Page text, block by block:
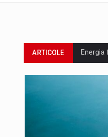
ARTICOLE
ARTICOLE Cum
ARTICOLE